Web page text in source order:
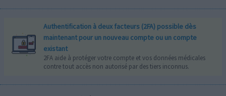
Authentification à deux facteurs (2FA) possible dès
maintenant pour un nouveau compte ou un compte
existant
2FA aide à protéger votre compte et vos données médicales
contre tout accès non autorisé par des tiers inconnus.